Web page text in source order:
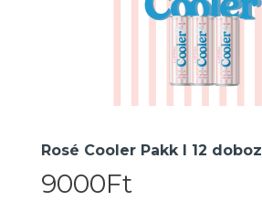
Rosé Cooler Pakk I 12 doboz
9000Ft